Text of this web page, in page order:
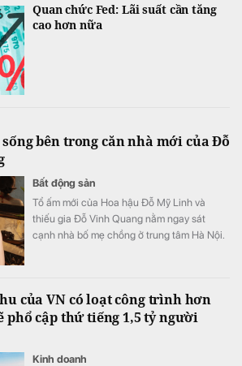
Quan chức Fed: Lãi suất cần tăng
cao hơn nữa
bên trong căn nhà mới của Đỗ
Bất động sản
Tổ ấm mới của Hoa hậu Đỗ Mỹ Linh và
thiếu gia Đỗ Vinh Quang nằm ngay sát
cạnh nhà bố mẹ chồng ở trung tâm Hà Nội.
của VN có loạt công trình hơn
phổ cập thứ tiếng 1,5 tỷ người
Kinh doanh